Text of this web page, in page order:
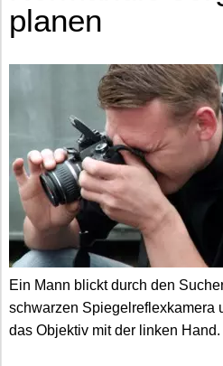
planen
Ein Mann blickt durch den
schwarzen Spiegelreflexkamera
das Objektiv mit der linken Hand.